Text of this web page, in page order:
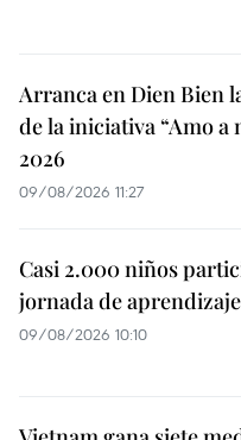
Arranca en Dien Bien
de la iniciativa “Amo a
2026
09/08/2026 11:27
Casi 2.000 niños
jornada de
09/08/2026 10:10